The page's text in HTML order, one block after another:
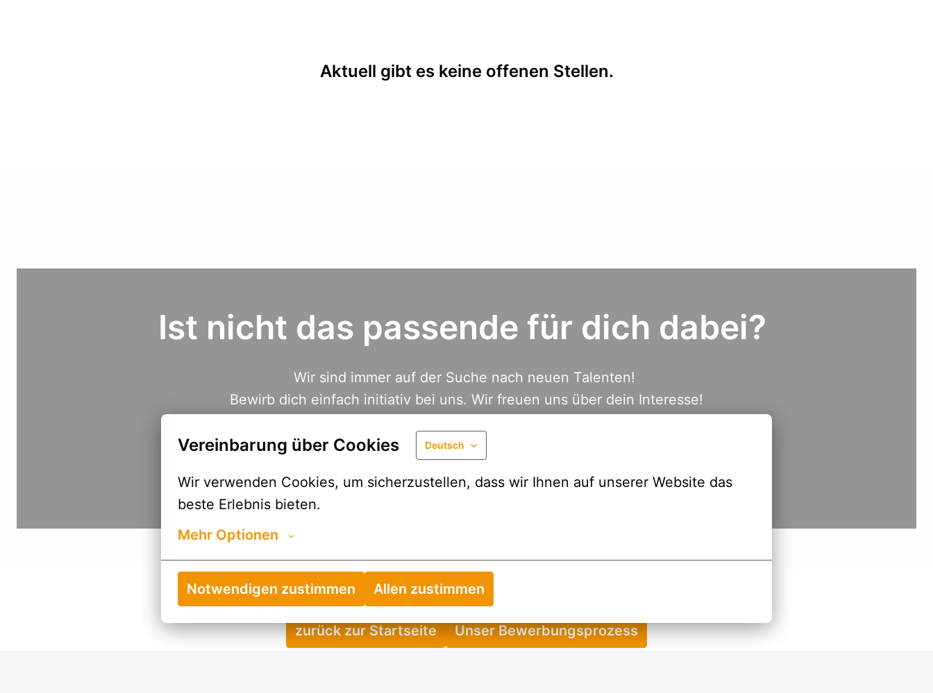
Vereinbarung über Cookies Deutsch
Wir verwenden Cookies, um sicherzustellen, dass wir Ihnen auf unserer Website das
beste Erlebnis bieten.
Mehr Optionen
Notwendigen zustimmen Allen zustimmen
Aktuell gibt es keine offenen Stellen.
Ist nicht das passende für dich dabei?
Wir sind immer auf der Suche nach neuen Talenten!
Initiativbewerbung
zurück zur Startseite Unser Bewerbungsprozess